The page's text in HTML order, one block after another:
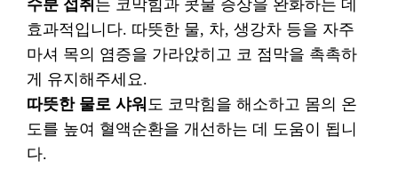
수분 섭취 는 코막힘과 콧물 증상을 완화하는 데
효과적입니다. 따뜻한 물, 차, 생강차 등을 자주
마셔 목의 염증을 가라앉히고 코 점막을 촉촉하
게 유지해주세요.
따뜻한 물로 샤워 도 코막힘을 해소하고 몸의 온
도를 높여 혈액순환을 개선하는 데 도움이 됩니
다.